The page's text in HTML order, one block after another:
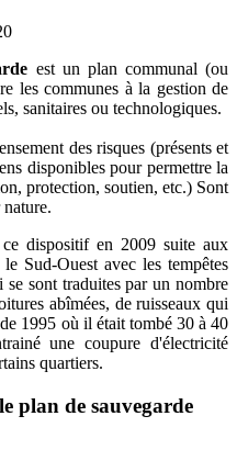
est un plan communal (ou
les communes à la gestion de
sanitaires ou technologiques.
des risques (présents et
disponibles pour permettre la
protection, soutien, etc.) Sont
dispositif en 2009 suite aux
Sud-Ouest avec les tempêtes
sont traduites par un nombre
abîmées, de ruisseaux qui
1995 où il était tombé 30 à 40
une coupure d'électricité
quartiers.
plan de sauvegarde